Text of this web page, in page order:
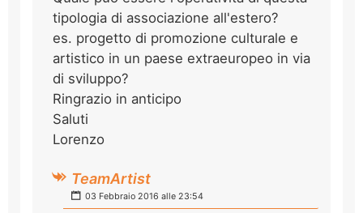
tipologia di associazione all'estero?
es. progetto di promozione culturale e
artistico in un paese extraeuropeo in via
di sviluppo?
Ringrazio in anticipo
Saluti
Lorenzo
TeamArtist
03 Febbraio 2016 alle 23:54